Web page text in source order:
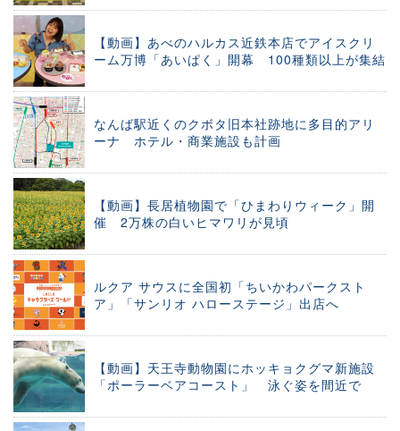
【動画】あべのハルカス近鉄本店でアイスクリ
ーム万博「あいぱく」開幕 100種類以上が集結
なんば駅近くのクボタ旧本社跡地に多目的アリ
ーナ ホテル・商業施設も計画
【動画】長居植物園で「ひまわりウィーク」開
催 2万株の白いヒマワリが見頃
ルクア サウスに全国初「ちいかわパークスト
ア」「サンリオ ハローステージ」出店へ
【動画】天王寺動物園にホッキョクグマ新施設
「ポーラーベアコースト」 泳ぐ姿を間近で